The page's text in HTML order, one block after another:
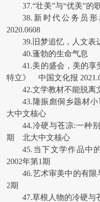
37.“壮美”与“优美”
38.新时代公务员
2020.0608
39.旧梦追忆，人文
40.蓬勃的生命气息
41.美的盛会，美的
特立》 中国文化报
42.文学教材不能脱
43.隆振彪侗乡题材
大中文核心
44.冷硬与苍凉:一种
期 北大中文核心
45.当下文学作品
2002年第1期
46.艺术审美中的有
2期
47.草根人物的冷硬